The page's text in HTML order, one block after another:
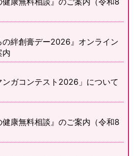
の絆創膏デー2026』オンライン
内
ンガコンテスト2026」について
健康無料相談』のご案内（令和8